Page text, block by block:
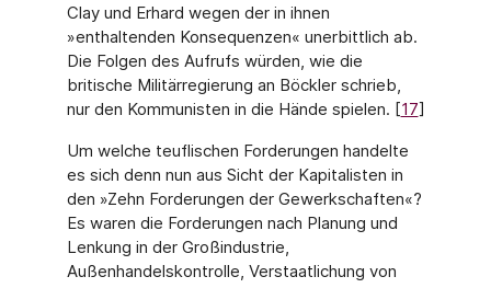
Clay und Erhard wegen der in ihnen
»enthaltenden Konse­quenzen« unerbittlich ab.
Die Folgen des Aufrufs würden, wie die
britische Militärregierung an Böckler schrieb,
nur den Kommunisten in die Hände spielen. [17]
Um welche teuflischen Forderungen handelte
es sich denn nun aus Sicht der Kapitalisten in
den »Zehn Forderungen der Gewerkschaften«?
Es waren die Forderungen nach Planung und
Lenkung in der Großindustrie,
Außenhandelskontrolle, Verstaatlichung von